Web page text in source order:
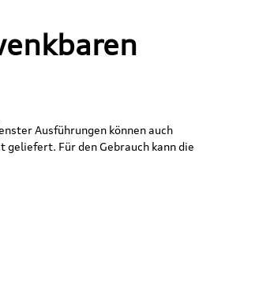
Ausführungen können auch
Für den Gebrauch kann die